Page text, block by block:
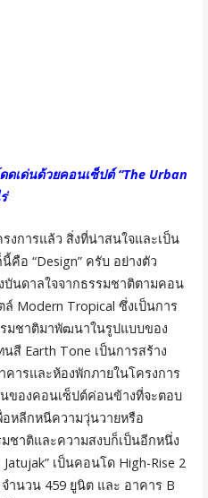
เด่นด้วยคอนเซ็ปต์ “The Urban
งการแล้ว สิ่งที่น่าสนใจและเป็น
คือ “Design” ครับ อย่างตัว
นดาลใจจากธรรมชาติตามคอน
Modern Tropical ซึ่งเป็นการ
มชาติมาพัฒนาในรูปแบบของ
สี Earth Tone เป็นการสร้าง
คารและห้องพักภายในโครงการ
ของคอนเซ็ปต์ค่อนข้างที่จะตอบ
หลีกหนีความวุ่นวายหรือ
ชาติและความสงบก็เป็นอีกหนึ่ง
เป็นคอนโด High-Rise 2
ำนวน 459 ยูนิต และ อาคาร B